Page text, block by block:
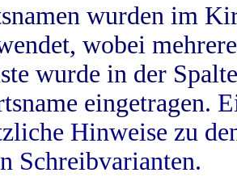
wurden im
wobei
wurde in der
eingetragen.
Hinweise zu
Schreibvarianten.